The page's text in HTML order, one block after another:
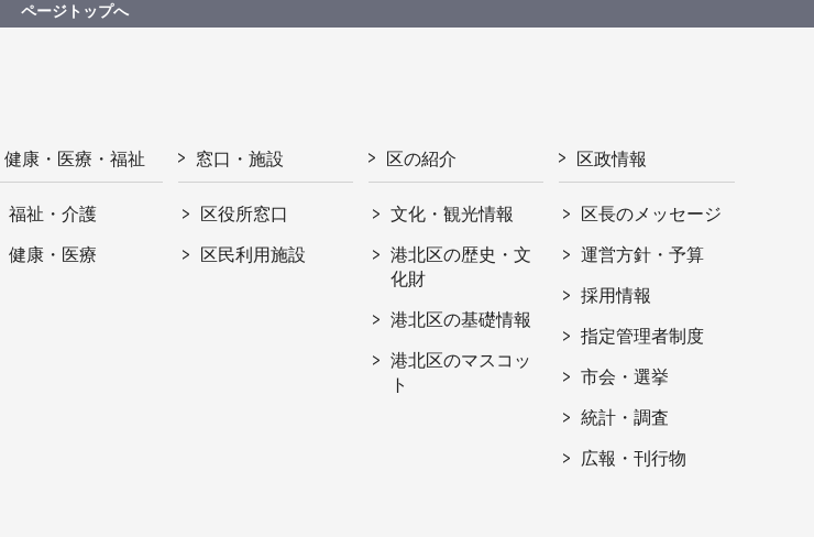
ページトップへ
健康・医療・福祉
福祉・介護
健康・医療
窓口・施設
区役所窓口
区民利用施設
区の紹介
文化・観光情報
港北区の歴史・文
化財
港北区の基礎情報
港北区のマスコッ
ト
区政情報
区長のメッセージ
運営方針・予算
採用情報
指定管理者制度
市会・選挙
統計・調査
広報・刊行物